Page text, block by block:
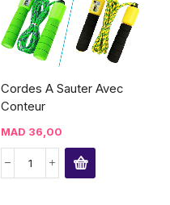
Cordes A Sauter Avec
Conteur
MAD 36,00